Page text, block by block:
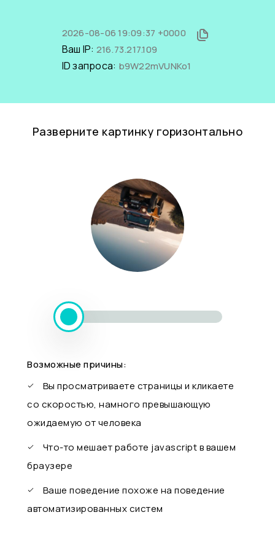
2026-08-06 19:09:37 +0000
Ваш IP: 216.73.217.109
ID запроса: b9W22mVUNKo1
Разверните картинку горизонтально
Возможные причины:
Вы просматриваете страницы и кликаете
со скоростью, намного превышающую
ожидаемую от человека
Что-то мешает работе javascript в вашем
браузере
Ваше поведение похоже на поведение
автоматизированных систем